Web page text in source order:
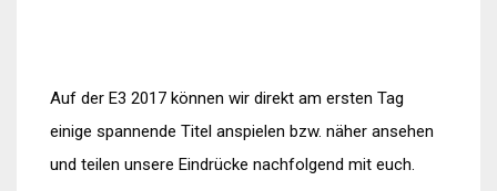
Auf der E3 2017 können wir direkt am ersten Tag
einige spannende Titel anspielen bzw. näher ansehen
und teilen unsere Eindrücke nachfolgend mit euch.